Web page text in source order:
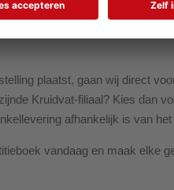
plaatst, gaan wij direct
Kruidvat-filiaal? Kies dan
afhankelijk is van
vandaag en maak elke